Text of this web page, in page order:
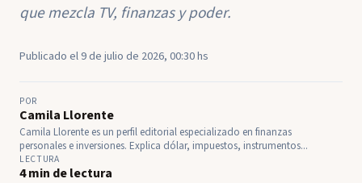
que mezcla TV, finanzas y poder.
Publicado el 9 de julio de 2026, 00:30 hs
POR
Camila Llorente
Camila Llorente es un perfil editorial especializado en finanzas
personales e inversiones. Explica dólar, impuestos, instrumentos...
LECTURA
4 min de lectura